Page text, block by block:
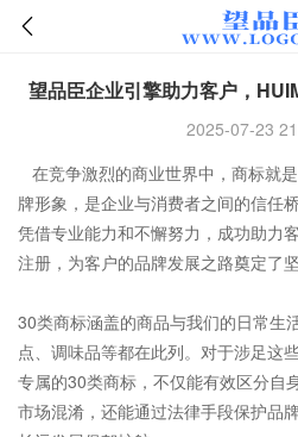
望品臣企业引擎助力客户，
2025-07-23
在竞争激烈的商业世界中， 商标就
牌形象，是企业与消费者之间的信任
凭借专业能力和不懈努力，成功助力
注册，为客户的品牌发展之路奠定了坚
30类商标涵盖的商品与我们的日常生
点、调味品等都在此列。对于涉足这
专属的30类商标，不仅能有效区分自
市场混淆，还能通过法律手段保护品